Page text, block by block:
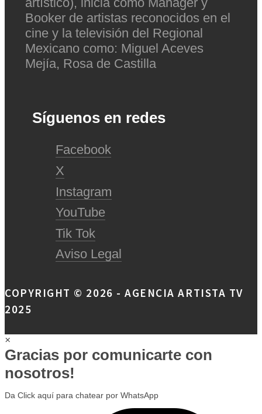
Booker de artistas reconocidos en el
cine y la televisión del Regional
Mexicano como: Miguel Aceves
Mejía, Rosa de Castilla
Síguenos en redes
Facebook
X
Instagram
YouTube
Tik Tok
Aviso Legal
COPYRIGHT © 2026 - AGENCIA ARTISTA TV
2025
×
Gracias por comunicarte con
nosotros!
Da Click aquí para chatear por WhatsApp